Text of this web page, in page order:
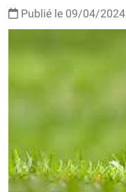
Publié le 09/04/2024